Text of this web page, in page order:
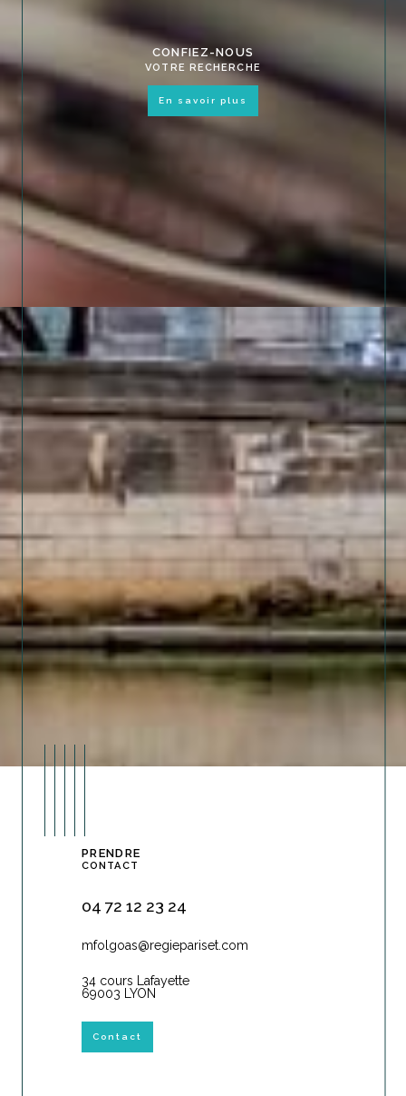
CONFIEZ-NOUS
VOTRE RECHERCHE
en savoir plus
PRENDRE
CONTACT
04 72 12 23 24
mfolgoas@regiepariset.com
34 cours Lafayette
69003 LYON
Contact